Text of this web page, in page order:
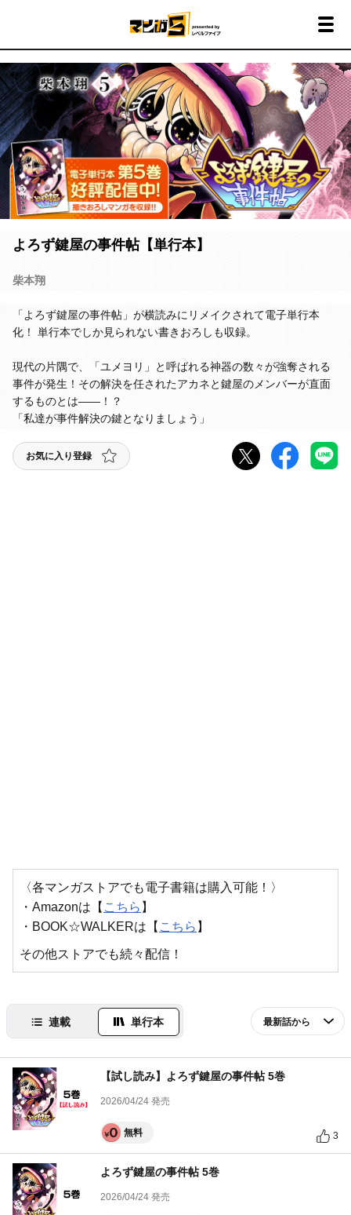
よろず鍵屋の事件帖【単行本】
柴本翔
「よろず鍵屋の事件帖」が横読みにリメイクされて電子単行本
化！ 単行本でしか見られない書きおろしも収録。
現代の片隅で、「ユメヨリ」と呼ばれる神器の数々が強奪される
事件が発生！その解決を任されたアカネと鍵屋のメンバーが直面
するものとは――！？
「私達が事件解決の鍵となりましょう」
お気に入り登録
〈各マンガストアでも電子書籍は購入可能！〉
・Amazonは【 こちら 】
・BOOK☆WALKERは【 こちら 】
その他ストアでも続々配信！
連載 単行本
【試し読み】よろず鍵屋の事件帖 5巻
2026/04/24 発売
無料 3
よろず鍵屋の事件帖 5巻
2026/04/24 発売